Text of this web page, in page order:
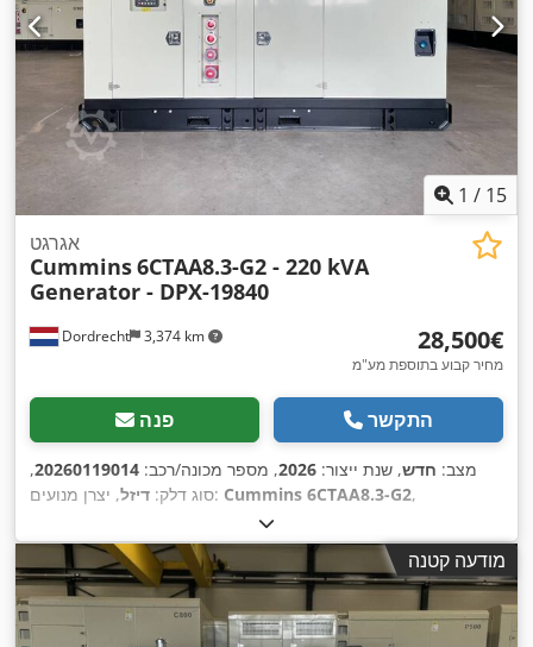
1 / 15
Dordrecht 3,374 km
אגרגט
Cummins6CTAA8.3-G2 - 220 kVA
Generator - DPX-19840
‏28,500 ‏€
מחיר קבוע בתוספת מע"מ
פנה התקשר
מצב: חדש, שנת ייצור: 2026, מספר מכונה/רכב: 20260119014
,
סוג דלק: דיזל , יצרן מנועים: Cummins 6CTAA8.3-G2,
מודעה קטנה